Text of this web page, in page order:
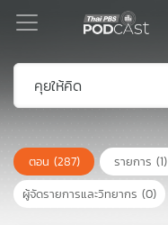
Podcast
เพล
ย์
ลิ
ตอน (287) รายการ (1)
ผู้จัดรายการและวิทยากร (0)